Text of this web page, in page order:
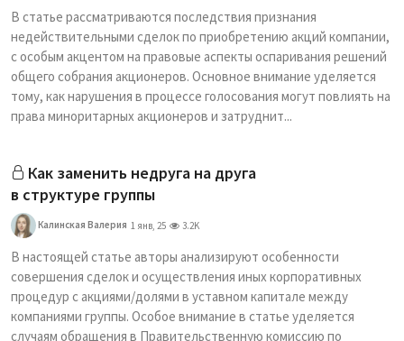
В статье рассматриваются последствия признания
недействительными сделок по приобретению акций компании,
с особым акцентом на правовые аспекты оспаривания решений
общего собрания акционеров. Основное внимание уделяется
тому, как нарушения в процессе голосования могут повлиять на
права миноритарных акционеров и затруднит...
Как заменить недруга на друга
в структуре группы
Калинская Валерия 1 янв, 25 3.2K
В настоящей статье авторы анализируют особенности
совершения сделок и осуществления иных корпоративных
процедур с акциями/долями в уставном капитале между
компаниями группы. Особое внимание в статье уделяется
случаям обращения в Правительственную комиссию по